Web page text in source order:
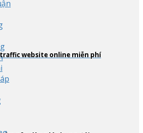
website online miễn phí